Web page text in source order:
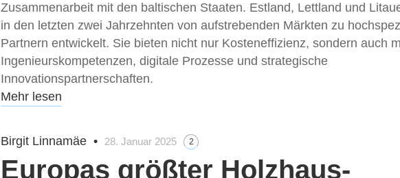
Zusammenarbeit mit den baltischen Staaten. Estland, Lettland und
in den letzten zwei Jahrzehnten von aufstrebenden Märkten zu
Partnern entwickelt. Sie bieten nicht nur Kosteneffizienz, sondern auch
Ingenieurskompetenzen, digitale Prozesse und strategische
Innovationspartnerschaften.
Mehr lesen
Birgit Linnamäe • 28. Januar 2025 2
Europas größter Holzhaus-